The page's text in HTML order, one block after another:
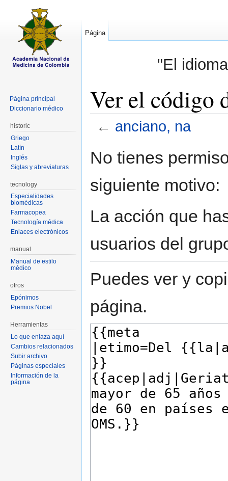
"El
Ver el código
← anciano, na
No tienes
siguiente motivo:
La acción que
usuarios del
Puedes ver y
página.
Página
Página principal
Diccionario médico
historic
Griego
Latín
Inglés
Siglas y abreviaturas
tecnology
Especialidades
biomédicas
Farmacopea
Tecnología médica
Enlaces electrónicos
manual
Manual de estilo
médico
otros
Epónimos
Premios Nobel
Herramientas
Lo que enlaza aquí
Cambios relacionados
Subir archivo
Páginas especiales
Información de la
página